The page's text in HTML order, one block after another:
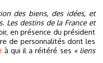
des biens, des idées, et
Les destins de la France et
en présence du président
de personnalités dont les
à qui il a réitéré ses « liens